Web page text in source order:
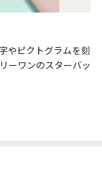
やピクトグラムを刻
ーワンのスターバッ